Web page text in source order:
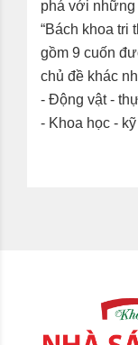
phá với
“Bách khoa tri
gồm 9 cuốn
chủ đề khác
- Động vật -
- Khoa học -
Ngoài những